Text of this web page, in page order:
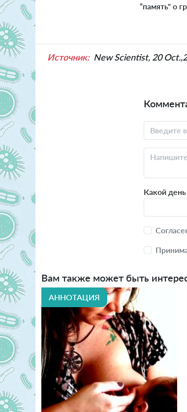
”память" о
Источник: New Scientist, 20
Какой
Вам также может быть
АННОТАЦИЯ